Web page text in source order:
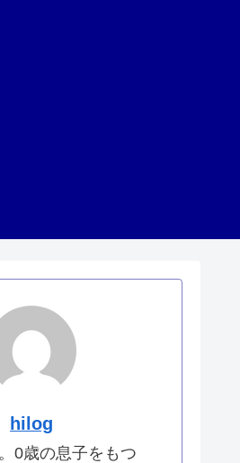
hilog
0歳の息子をもつ